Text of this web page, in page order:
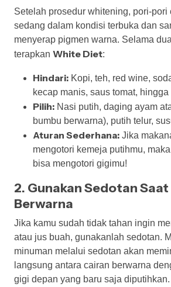
Setelah prosedur whitening, pori-pori
sedang dalam kondisi terbuka dan
menyerap pigmen warna. Selama
terapkan White Diet:
Hindari: Kopi, teh, red wine,
kecap manis, saus tomat, hingga
Pilih: Nasi putih, daging ayam
bumbu berwarna), putih telur,
Aturan Sederhana: Jika
mengotori kemeja putihmu,
bisa mengotori gigimu!
2. Gunakan Sedotan
Berwarna
Jika kamu sudah tidak tahan ingin
atau jus buah, gunakanlah sedotan.
minuman melalui sedotan akan
langsung antara cairan berwarna
gigi depan yang baru saja diputihkan.